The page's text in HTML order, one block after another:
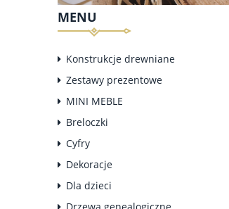
MENU
Konstrukcje drewniane
Zestawy prezentowe
MINI MEBLE
Breloczki
Cyfry
Dekoracje
Dla dzieci